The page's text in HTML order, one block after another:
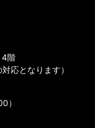
4階
応となります）
）